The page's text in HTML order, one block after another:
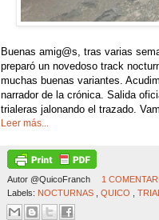
Buenas amig@s, tras varias
preparó un novedoso track
muchas buenas variantes.
narrador de la crónica. Salida
trialeras jalonando el trazado.
Leer más...
Autor @QuicoFranch
1
Labels: NOCTURNAS QUICO